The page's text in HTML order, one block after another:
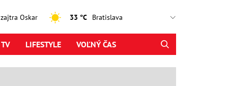
Oskar 33 °C
LIFESTYLE VOĽNÝ ČAS